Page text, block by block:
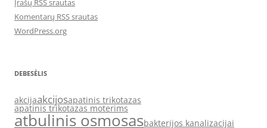
Įrašų RSS srautas
Komentarų RSS srautas
WordPress.org
DEBESĖLIS
akcijaakcijosapatinis trikotazas
apatinis trikotazas moterims
atbulinis osmosasbakterijos kanalizacijai